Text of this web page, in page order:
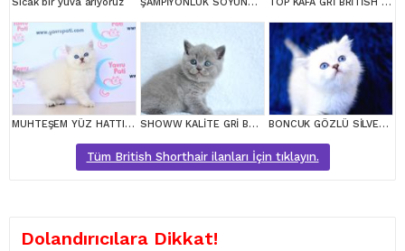
Sıcak bir yuva arıyoruz ŞAMPİYONLUK SOYUNDAN NY11 GOLDEN BRİTİSH SHORTHAİR TOP KAFA GRİ BRİTİSH SHORTHAİR YAVRUMUZ
MUHTEŞEM YÜZ HATTI SİLVER BRİTİSH SHORTHAİR NS1133 SHOWW KALİTE GRİ BRİTİSH SHORTHAİR YAVRUMUZ BONCUK GÖZLÜ SİLVER BRİTİSH SHORTHAİR NS1133
Tüm British Shorthair ilanları İçin tıklayın.
Dolandırıcılara Dikkat!